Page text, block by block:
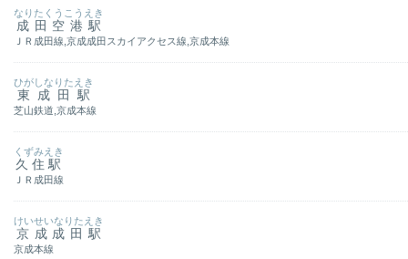
成田空港駅
なりたくうこうえき
ＪＲ成田線,京成成田スカイアクセス線,京成本線
東成田駅
ひがしなりたえき
芝山鉄道,京成本線
久住駅
くずみえき
ＪＲ成田線
京成成田駅
けいせいなりたえき
京成本線